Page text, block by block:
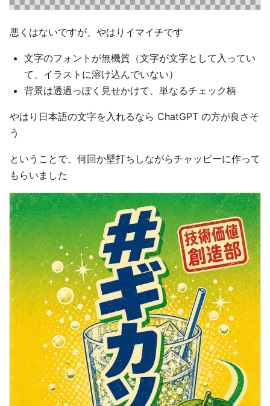
悪くはないですが、やはりイマイチです
文字のフォントが無機質（文字が文字として入ってい
て、イラストに溶け込んでいない）
背景は透過っぽく見せかけて、単なるチェック柄
やはり日本語の文字を入れるなら ChatGPT の方が良さそ
う
ということで、何回か壁打ちしながらチャッピーに作って
もらいました